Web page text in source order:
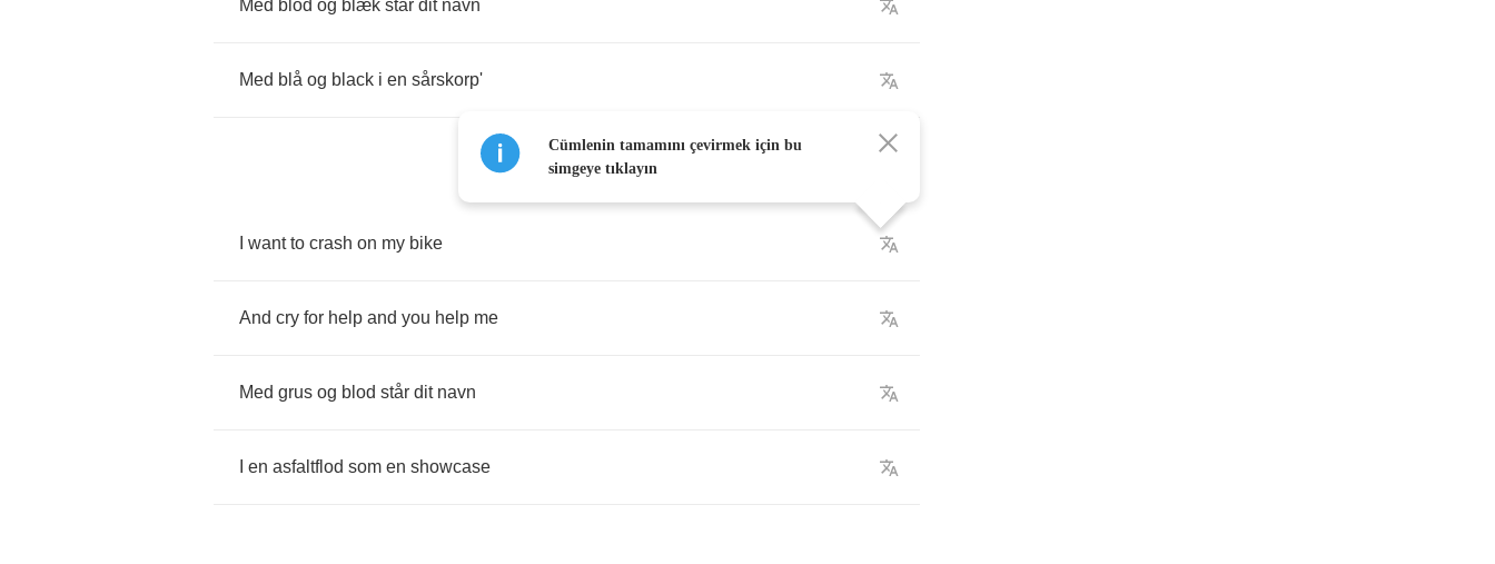
Med blod og bl æk står dit navn
Med bl å og black i en sårskorp'
want to crash on my bike
And cry for help and you help me
Med grus og blod står dit navn
en asfaltflod som en showcase
Cümlenin tamamını çevirmek için bu
simgeye tıklayın